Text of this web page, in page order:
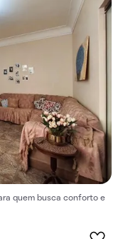
quem busca conforto e